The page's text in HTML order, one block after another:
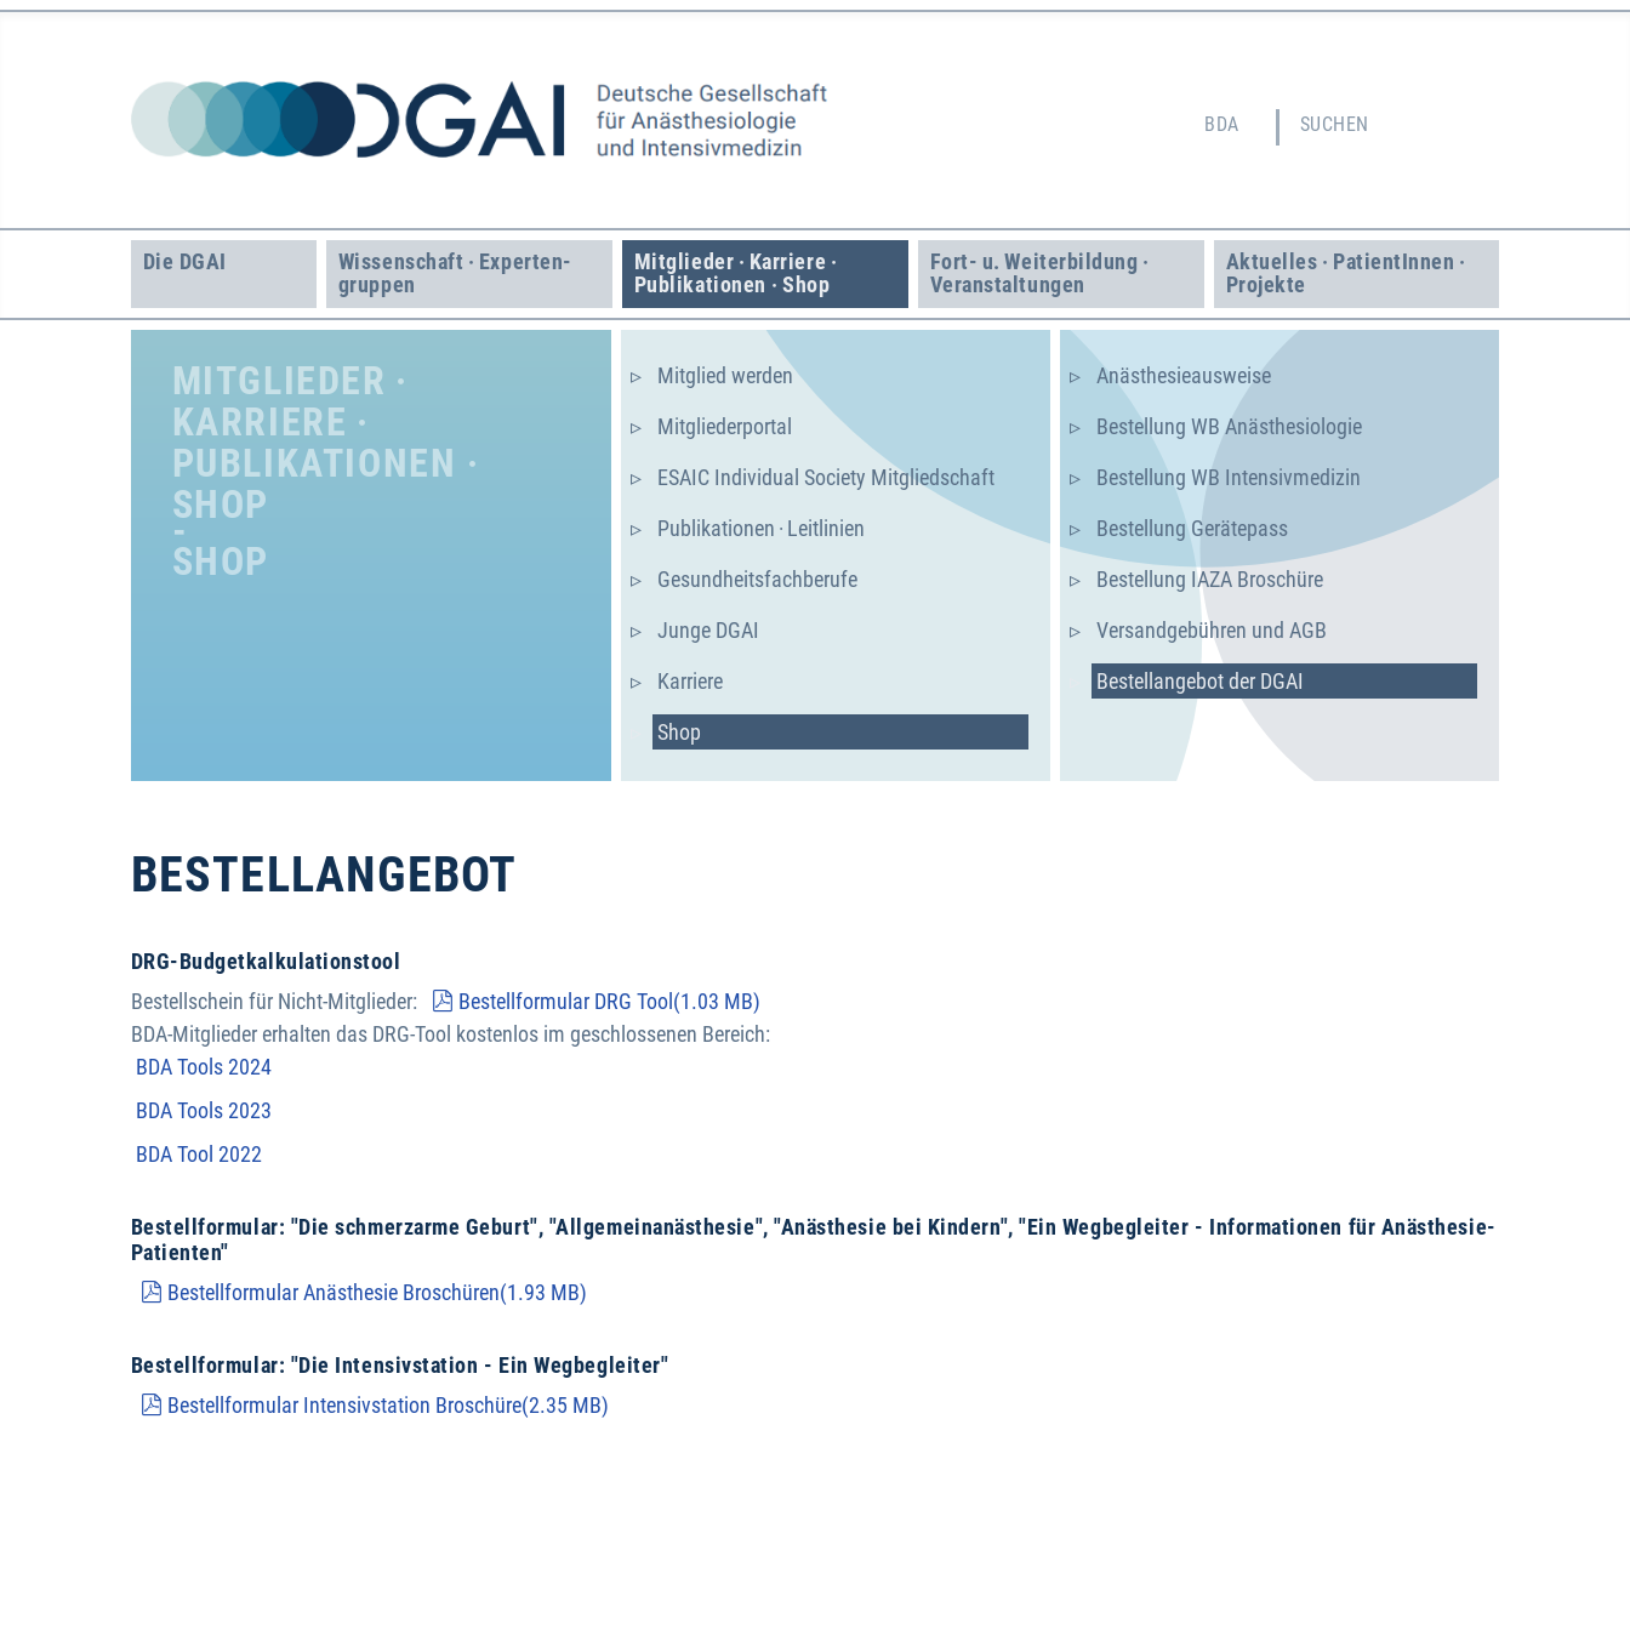
BDA SUCHEN
Die DGAI
Wissenschaft · Experten­
gruppen
Mitglieder · Karriere ·
Publikationen · Shop
Fort- u. Weiter­bildung ·
Veranstaltungen
Aktuelles · Patient­Innen ·
Projekte
MITGLIEDER ·
KARRIERE ·
PUBLIKATIONEN ·
SHOP
SHOP
Mitglied werden
Mitgliederportal
ESAIC Individual Society Mitgliedschaft
Publika­tionen · Leitlinien
Gesundheitsfachberufe
Junge DGAI
Karriere
Shop
Anästhesieausweise
Bestellung WB Anästhesiologie
Bestellung WB Intensivmedizin
Bestellung Gerätepass
Bestellung IAZA Broschüre
Versandgebühren und AGB
Bestellangebot der DGAI
BESTELLANGEBOT
DRG-Budgetkalkulationstool
Bestellschein für Nicht-Mitglieder:
pdf
Bestellformular DRG Tool (1.03 MB)
BDA-Mitglieder erhalten das DRG-Tool kostenlos im geschlossenen Bereich:
BDA Tools 2024
BDA Tools 2023
BDA Tool 2022
Bestellformular: "Die schmerzarme Geburt", "Allgemeinanästhesie", "Anästhesie bei Kindern", "Ein Wegbegleiter - Informationen für Anästhesie-
Patienten"
pdf
Bestellformular Anästhesie Broschüren(1.93 MB)
Bestellformular: "Die Intensivstation - Ein Wegbegleiter"
pdf
Bestellformular Intensivstation Broschüre(2.35 MB)